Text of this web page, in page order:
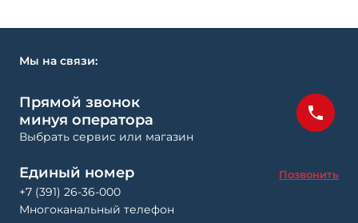
Мы на связи:
Прямой звонок
минуя оператора
Выбрать сервис или магазин
Единый номер Позвонить
+7 (391) 26-36-000
Многоканальный телефон